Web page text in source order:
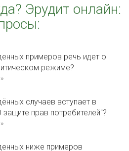
Эрудит онлайн:
примеров речь идет о
режиме?
случаев вступает в
прав потребителей"?
ниже примеров